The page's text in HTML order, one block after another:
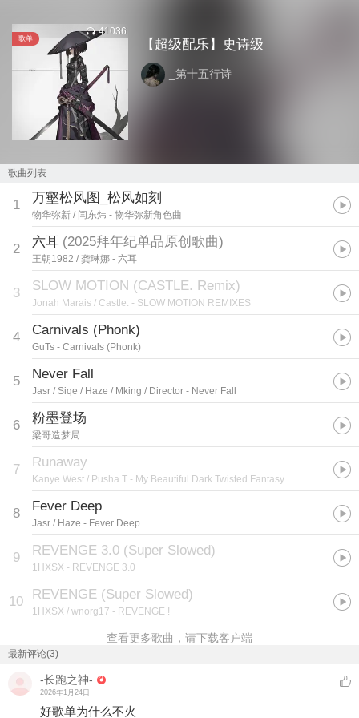
歌单
41036
【超级配乐】史诗级
_第十五行诗
歌曲列表
1 万壑松风图_松风如刻
物华弥新 / 闫东炜 - 物华弥新角色曲
2 六耳 (2025拜年纪单品原创歌曲)
王朝1982 / 龚琳娜 - 六耳
3 SLOW MOTION (CASTLE. Remix)
Jonah Marais / Castle. - SLOW MOTION REMIXES
4 Carnivals (Phonk)
GuTs - Carnivals (Phonk)
5 Never Fall
Jasr / Siqe / Haze / Mking / Director - Never Fall
6 粉墨登场
梁哥造梦局
7 Runaway
Kanye West / Pusha T - My Beautiful Dark Twisted Fantasy
8 Fever Deep
Jasr / Haze - Fever Deep
9 REVENGE 3.0 (Super Slowed)
1HXSX - REVENGE 3.0
10 REVENGE (Super Slowed)
1HXSX / wnorg17 - REVENGE !
查看更多歌曲，请下载客户端
最新评论(3)
-长跑之神-
2026年1月24日
好歌单为什么不火